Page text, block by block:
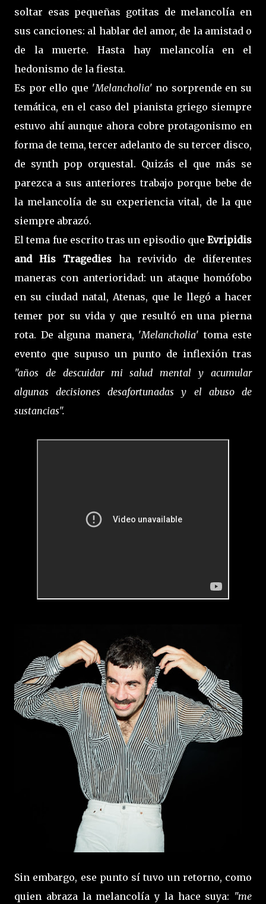
soltar esas pequeñas gotitas de melancolía en
sus canciones: al hablar del amor, de la amistad o
de la muerte. Hasta hay melancolía en el
hedonismo de la fiesta.
Es por ello que 'Melancholia' no sorprende en su
temática, en el caso del pianista griego siempre
estuvo ahí aunque ahora cobre protagonismo en
forma de tema, tercer adelanto de su tercer disco,
de synth pop orquestal. Quizás el que más se
parezca a sus anteriores trabajo porque bebe de
la melancolía de su experiencia vital, de la que
siempre abrazó.
El tema fue escrito tras un episodio que Evripidis
and His Tragedies ha revivido de diferentes
maneras con anterioridad: un ataque homófobo
en su ciudad natal, Atenas, que le llegó a hacer
temer por su vida y que resultó en una pierna
rota. De alguna manera, 'Melancholia' toma este
evento que supuso un punto de inflexión tras
"años de descuidar mi salud mental y acumular
algunas decisiones desafortunadas y el abuso de
sustancias".
Sin embargo, ese punto sí tuvo un retorno, como
quien abraza la melancolía y la hace suya: "me